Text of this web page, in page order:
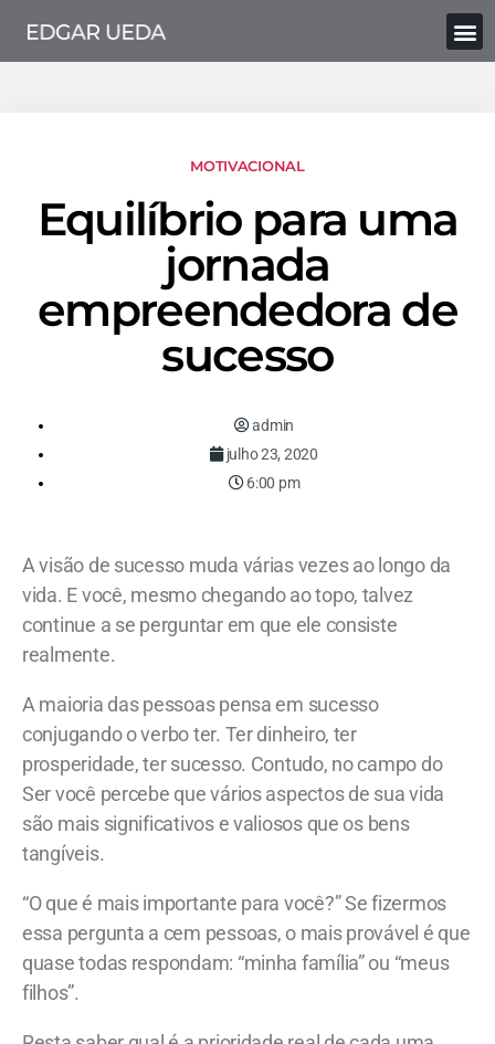
MOTIVACIONAL
Equilíbrio para uma
jornada
empreendedora de
sucesso
admin
julho 23, 2020
6:00 pm
A visão de sucesso muda várias vezes ao longo da
vida. E você, mesmo chegando ao topo, talvez
continue a se perguntar em que ele consiste
realmente.
A maioria das pessoas pensa em sucesso
conjugando o verbo ter. Ter dinheiro, ter
prosperidade, ter sucesso. Contudo, no campo do
Ser você percebe que vários aspectos de sua vida
são mais significativos e valiosos que os bens
tangíveis.
“O que é mais importante para você?” Se fizermos
essa pergunta a cem pessoas, o mais provável é que
quase todas respondam: “minha família” ou “meus
filhos”.